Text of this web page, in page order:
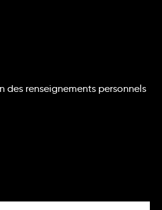
des renseignements personnels